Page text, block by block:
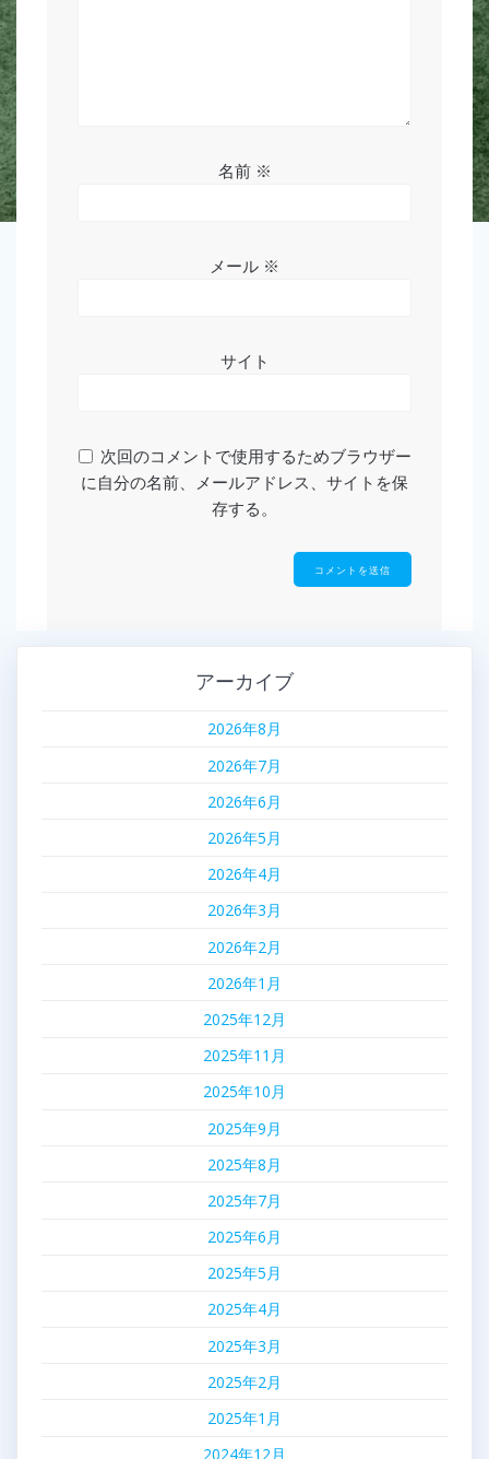
名前 ※
メール ※
サイト
次回のコメントで使用するためブラウザー
に自分の名前、メールアドレス、サイトを保
存する。
アーカイブ
2026年8月
2026年7月
2026年6月
2026年5月
2026年4月
2026年3月
2026年2月
2026年1月
2025年12月
2025年11月
2025年10月
2025年9月
2025年8月
2025年7月
2025年6月
2025年5月
2025年4月
2025年3月
2025年2月
2025年1月
2024年12月